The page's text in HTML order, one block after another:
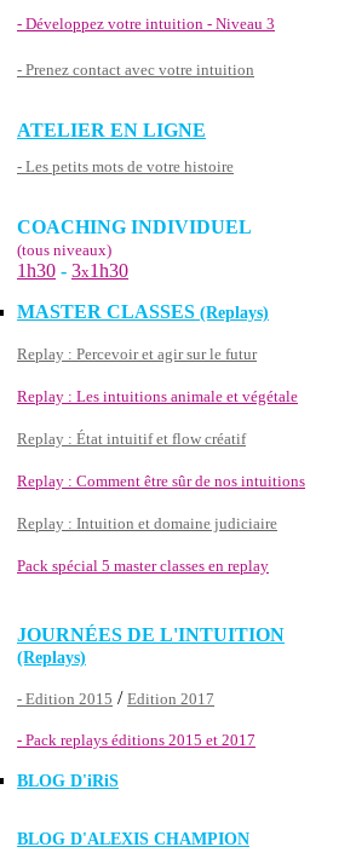
- Développez votre intuition - Niveau 3
- Prenez contact avec votre intuition
ATELIER EN LIGNE
- Les petits mots de votre histoire
COACHING INDIVIDUEL
(tous niveaux)
1h30 - 3x1h30
MASTER CLASSES (Replays)
Replay : Percevoir et agir sur le futur
Replay : Les intuitions animale et végétale
Replay : État intuitif et flow créatif
Replay : Comment être sûr de nos intuitions
Replay : Intuition et domaine judiciaire
Pack spécial 5 master classes en replay
JOURNÉES DE L'INTUITION
(Replays)
- Edition 2015 / Edition 2017
- Pack replays éditions 2015 et 2017
BLOG D'iRiS
BLOG D'ALEXIS CHAMPION